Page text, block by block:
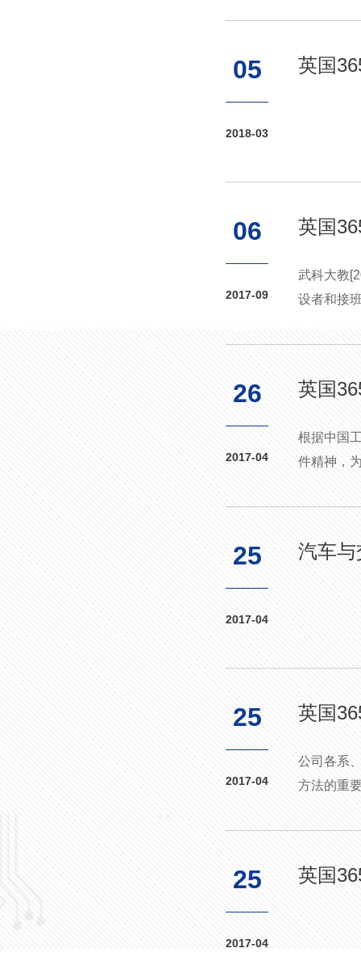
05
2018-03
英国
06
2017-09
英国
武科大教
设者和接
26
2017-04
英国
根据中国
件精神，
25
2017-04
汽车
25
2017-04
英国
公司各系
方法的重
25
2017-04
英国